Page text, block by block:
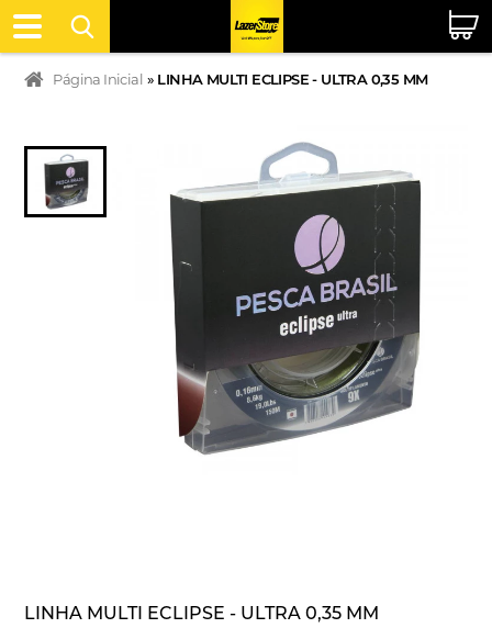
Página Inicial » LINHA MULTI ECLIPSE - ULTRA 0,35 MM
LINHA MULTI ECLIPSE - ULTRA 0,35 MM